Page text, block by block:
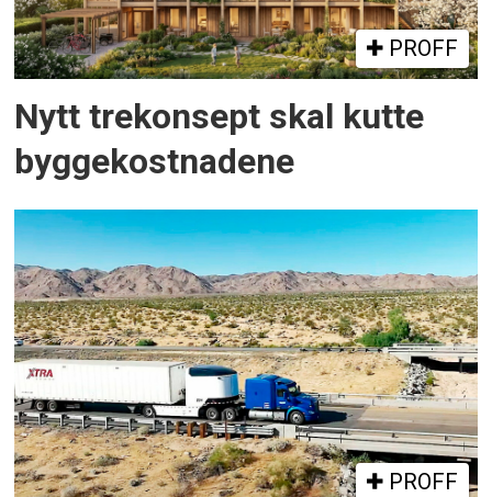
PROFF
Nytt trekonsept skal kutte
byggekostnadene
PROFF